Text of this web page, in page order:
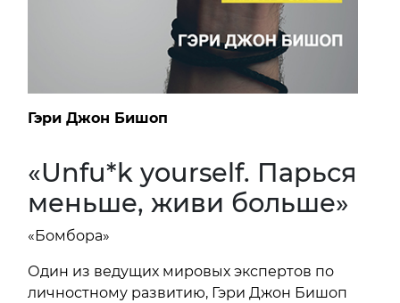
Гэри Джон Бишоп
«Unfu*k yourself. Парься
меньше, живи больше»
«Бомбора»
Один из ведущих мировых экспертов по
личностному развитию, Гэри Джон Бишоп